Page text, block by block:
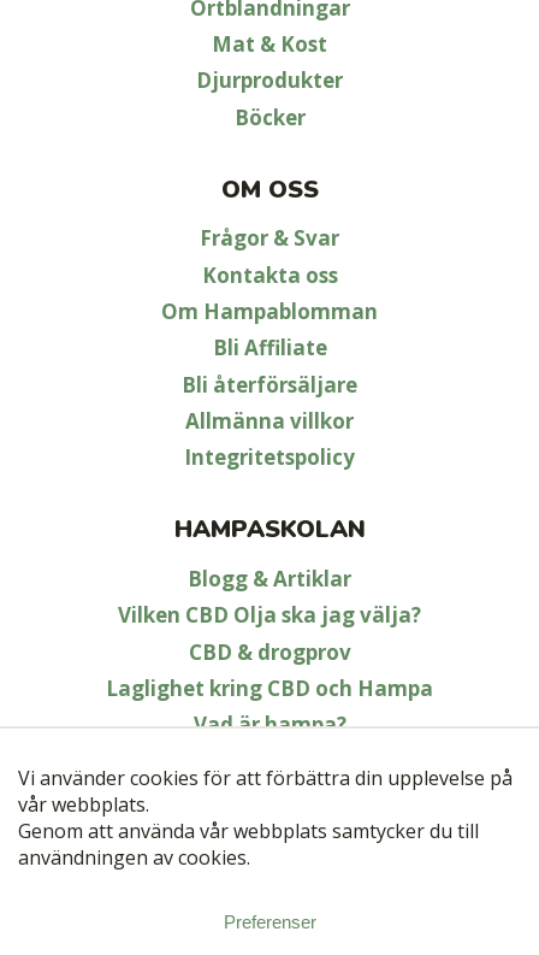
Örtblandningar
Mat & Kost
Djurprodukter
Böcker
OM OSS
Frågor & Svar
Kontakta oss
Om Hampablomman
Bli Affiliate
Bli återförsäljare
Allmänna villkor
Integritetspolicy
HAMPASKOLAN
Blogg & Artiklar
Vilken CBD Olja ska jag välja?
CBD & drogprov
Laglighet kring CBD och Hampa
Vad är hampa?
*Samtliga CBD-produkter kommer från laglig hampa. Vi följer alltid
gällande lagstiftning. Ansvaret för att använda produkterna på ett
och bestämmelser i ditt område.